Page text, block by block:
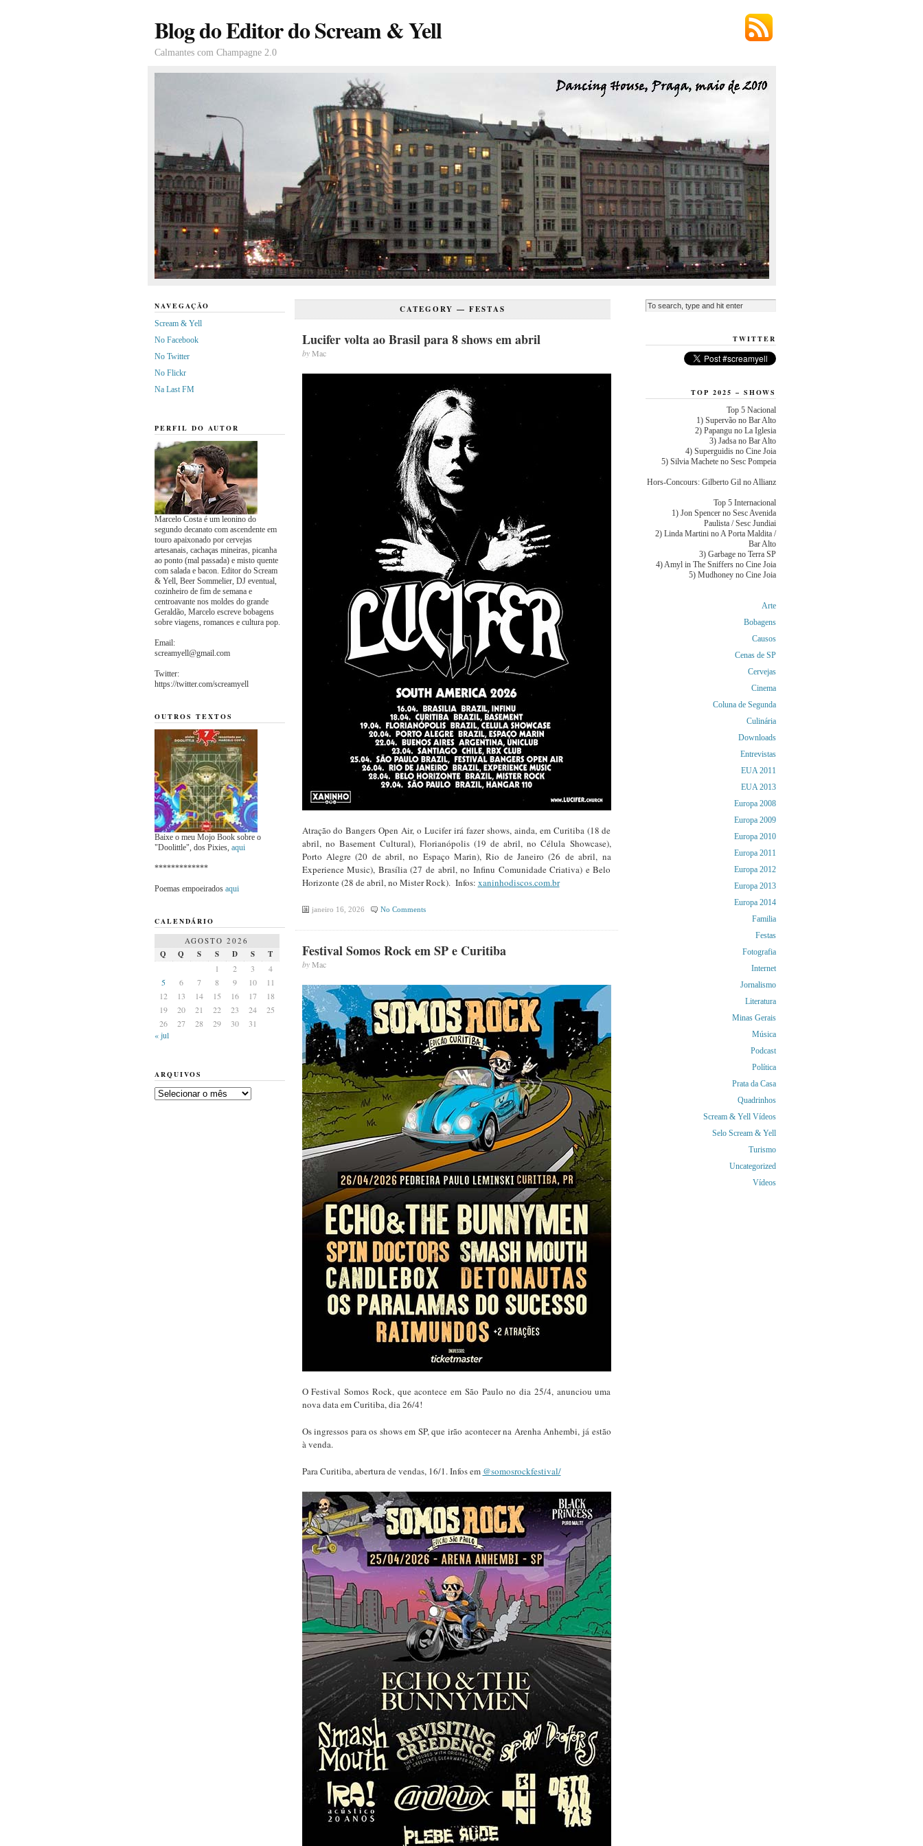
Blog do Editor do Scream & Yell
Calmantes com Champagne 2.0
CATEGORY — FESTAS
Lucifer volta ao Brasil para 8 shows em abril
byMac
Atração do Bangers Open Air, o Lucifer irá fazer shows, ainda, em Curitiba (18 de
abril, no Basement Cultural), Florianópolis (19 de abril, no Célula Showcase),
Porto Alegre (20 de abril, no Espaço Marin), Rio de Janeiro (26 de abril, na
Experience Music), Brasília (27 de abril, no Infinu Comunidade Criativa) e Belo
Horizonte (28 de abril, no Mister Rock). Infos: xaninhodiscos.com.br
janeiro 16, 2026 No Comments
Festival Somos Rock em SP e Curitiba
byMac
O Festival Somos Rock, que acontece em São Paulo no dia 25/4, anunciou uma
nova data em Curitiba, dia 26/4!
Os ingressos para os shows em SP, que irão acontecer na Arenha Anhembi, já estão
à venda.
Para Curitiba, abertura de vendas, 16/1. Infos em @somosrockfestival/
NAVEGAÇÃO
Scream & Yell
No Facebook
No Twitter
No Flickr
Na Last FM
PERFIL DO AUTOR
Marcelo Costa é um leonino do
segundo decanato com ascendente em
touro apaixonado por cervejas
artesanais, cachaças mineiras, picanha
ao ponto (mal passada) e misto quente
com salada e bacon. Editor do Scream
& Yell, Beer Sommelier, DJ eventual,
cozinheiro de fim de semana e
centroavante nos moldes do grande
Geraldão, Marcelo escreve bobagens
sobre viagens, romances e cultura pop.
Email:
screamyell@gmail.com
Twitter:
https://twitter.com/screamyell
OUTROS TEXTOS
Baixe o meu Mojo Book sobre o
"Doolittle", dos Pixies, aqui
*************
Poemas empoeirados aqui
CALENDÁRIO
AGOSTO 2026
Q Q S S D S
T
1
2 3
4
5
6 7 8 9 10
11
12
13 14 15 16 17
18
19
20 21 22 23 24
25
26
27 28 29 30
31
« jul
ARQUIVOS
Arquivos
TWITTER
TOP 2025 – SHOWS
Top 5 Nacional
1) Supervão no Bar Alto
2) Papangu no La Iglesia
3) Jadsa no Bar Alto
4) Superguidis no Cine Joia
5) Silvia Machete no Sesc Pompeia
Hors-Concours: Gilberto Gil no Allianz
Top 5 Internacional
1) Jon Spencer no Sesc Avenida
Paulista / Sesc Jundiai
2) Linda Martini no A Porta Maldita /
Bar Alto
3) Garbage no Terra SP
4) Amyl in The Sniffers no Cine Joia
5) Mudhoney no Cine Joia
Arte
Bobagens
Causos
Cenas de SP
Cervejas
Cinema
Coluna de Segunda
Culinária
Downloads
Entrevistas
EUA 2011
EUA 2013
Europa 2008
Europa 2009
Europa 2010
Europa 2011
Europa 2012
Europa 2013
Europa 2014
Familia
Festas
Fotografia
Internet
Jornalismo
Literatura
Minas Gerais
Música
Podcast
Política
Prata da Casa
Quadrinhos
Scream & Yell Vídeos
Selo Scream & Yell
Turismo
Uncategorized
Vídeos